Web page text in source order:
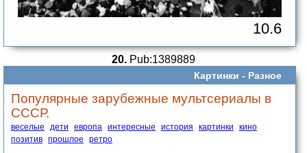
10.6
20. Pub:1389889
Картинки - Разное
Популярные зарубежные мультсериалы в
СССР.
веселые дети европа интересные история картинки
кино
позитив прошлое ретро